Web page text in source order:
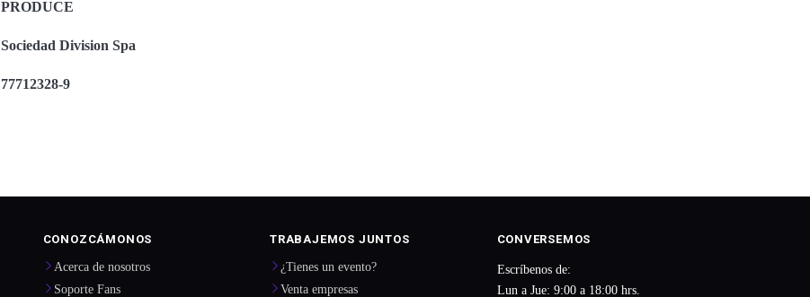
PRODUCE
Sociedad Division Spa
77712328-9
CONOZCÁMONOS
Acerca de nosotros
Soporte Fans
TRABAJEMOS JUNTOS
¿Tienes un evento?
Venta empresas
CONVERSEMOS
Escríbenos de:
Lun a Jue: 9:00 a 18:00 hrs.